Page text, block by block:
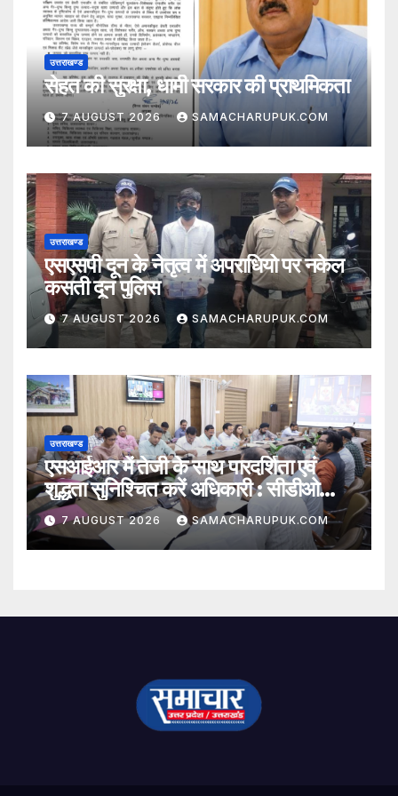
उत्तराखण्ड
सेहत की सुरक्षा, धामी सरकार की प्राथमिकता
7 AUGUST 2026 SAMACHARUPUK.COM
उत्तराखण्ड
एसएसपी दून के नेतृत्व में अपराधियो पर नकेल
कसती दून पुलिस
7 AUGUST 2026 SAMACHARUPUK.COM
उत्तराखण्ड
एसआईआर में तेजी के साथ पारदर्शिता एवं
शुद्धता सुनिश्चित करें अधिकारी : सीडीओ
अभिनव शाह
7 AUGUST 2026 SAMACHARUPUK.COM